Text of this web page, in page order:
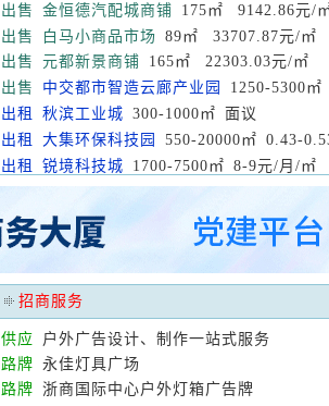
出售
金恒德汽配城商铺 175㎡ 9142.86元/
出售
白马小商品市场 89㎡ 33707.87元/㎡
出售
元都新景商铺 165㎡ 22303.03元/㎡
出售
中交都市智造云廊产业园 1250-5300㎡
出租
秋滨工业城 300-1000㎡ 面议
出租
大集环保科技园 550-20000㎡ 0.43-
出租
锐境科技城 1700-7500㎡ 8-9元/月/㎡
招商服务
供应 户外广告设计、制作一站式服务
路牌 永佳灯具广场
路牌 浙商国际中心户外灯箱广告牌